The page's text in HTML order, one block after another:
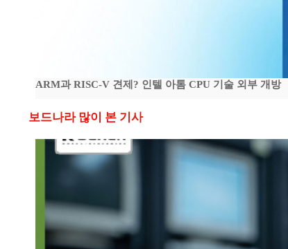
ARM과 RISC-V 견제? 인텔 아톰 CPU 기술 외부 개방
보드나라 많이 본 기사